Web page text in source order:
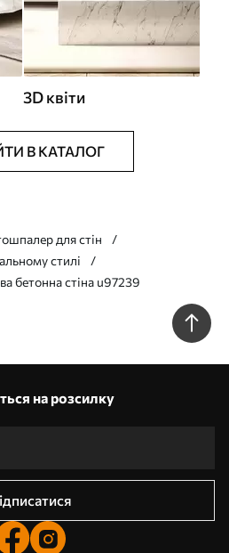
3D квіти
В КАТАЛОГ
для стін
стилі
бетонна стіна u97239
на розсилку